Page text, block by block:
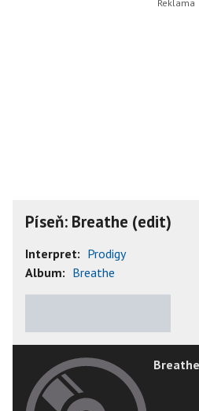
Píseň: Breathe (edit)
Interpret: Prodigy
Album: Breathe